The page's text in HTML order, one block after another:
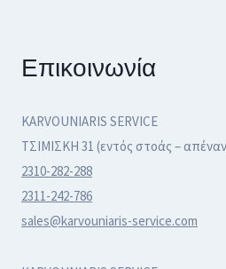
Επικοινωνία
KARVOUNIARIS SERVICE
ΤΣΙΜΙΣΚΗ 31 (εντός στοάς –
2310-282-288
2311-242-786
sales@karvouniaris-service.com